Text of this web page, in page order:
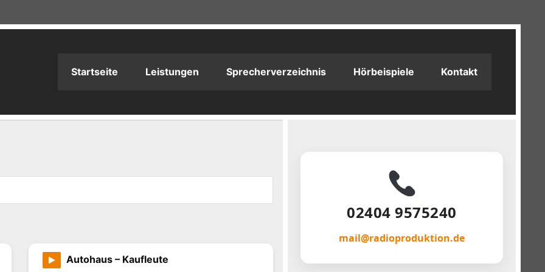
Startseite Leistungen Sprecherverzeichnis Hörbeispiele Kontakt
Autohaus – Kaufleute
02404 9575240
mail@radioproduktion.de